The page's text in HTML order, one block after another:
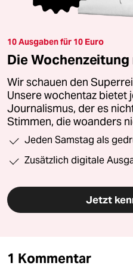
10 Ausgaben für 10 Euro
Die
Wir schauen den
Unsere wochentaz bietet
Journalismus, der es
Stimmen, die woanders
Jeden Samstag als
Zusätzlich digitale
Jetzt
1 Kommentar